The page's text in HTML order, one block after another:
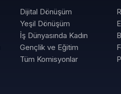
Dijital Dönüşüm
Yeşil Dönüşüm
İş Dünyasında Kadın
Gençlik ve Eğitim
Tüm Komisyonlar